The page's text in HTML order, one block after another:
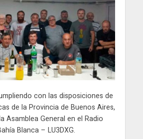
con las disposiciones de
de la Provincia de Buenos Aires,
Asamblea General en el Radio
Blanca – LU3DXG.